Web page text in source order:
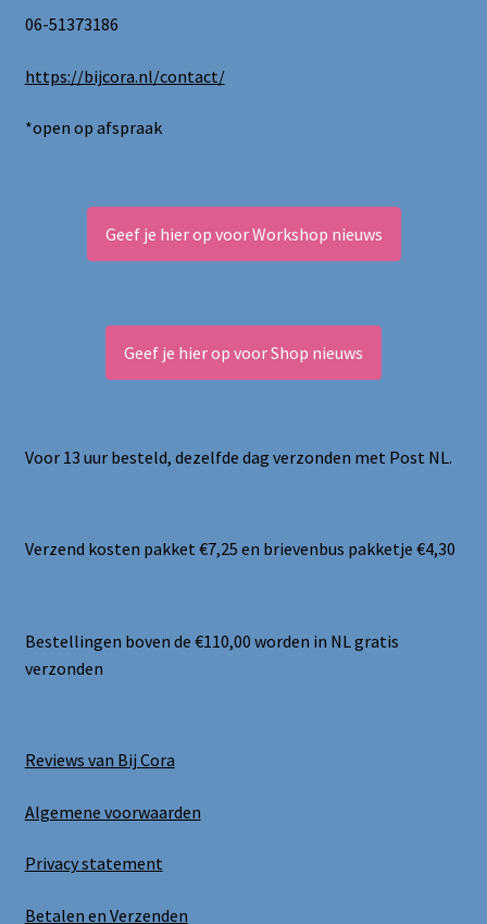
06-51373186
https://bijcora.nl/contact/
*open op afspraak
Geef je hier op voor Workshop nieuws
Geef je hier op voor Shop nieuws
Voor 13 uur besteld, dezelfde dag verzonden met Post NL.
Verzend kosten pakket €7,25 en brievenbus pakketje €4,30
Bestellingen boven de €110,00 worden in NL gratis
verzonden
Reviews van Bij Cora
Algemene voorwaarden
Privacy statement
Betalen en Verzenden